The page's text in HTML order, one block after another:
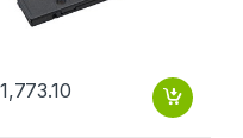
1,773.10